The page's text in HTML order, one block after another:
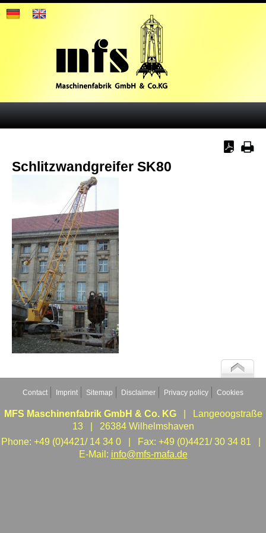
Schlitzwandgreifer SK80
Contact Imprint Sitemap Disclaimer Privacy policy Cookies
MFS Maschinenfabrik GmbH & Co. KG| Langeoogstraße
13 | 26384 Wilhelmshaven
Phone: +49 (0)4421/ 14 34 0 | Fax: +49 (0)4421/ 30 34 81 |
E-Mail: info@mfs-mafa.de